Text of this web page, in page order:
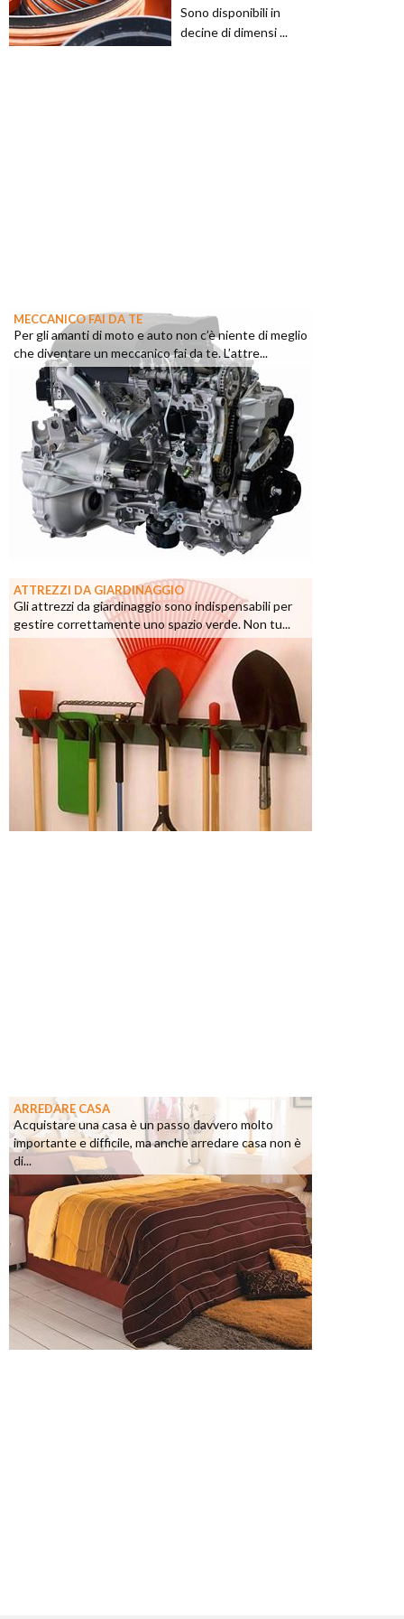
Sono disponibili in
decine di dimensi ...
MECCANICO FAI DA TE
Per gli amanti di moto e auto non c’è niente di meglio
che diventare un meccanico fai da te. L’attre...
ATTREZZI DA GIARDINAGGIO
Gli attrezzi da giardinaggio sono indispensabili per
gestire correttamente uno spazio verde. Non tu...
ARREDARE CASA
Acquistare una casa è un passo davvero molto
importante e difficile, ma anche arredare casa non è
di...